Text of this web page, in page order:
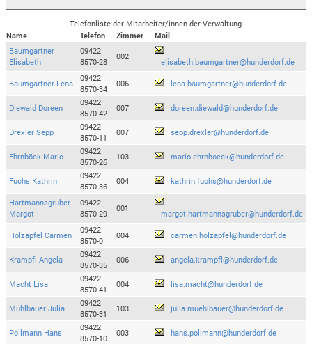
Telefonliste der Mitarbeiter/innen der Verwaltung
Name
Telefon Zimmer
Mail
Baumgartner
Elisabeth
09422
8570-28
002
elisabeth.baumgartner@hunderdorf.de
Baumgartner Lena
09422
8570-34
006 lena.baumgartner@hunderdorf.de
Diewald Doreen
09422
8570-42
007 doreen.diewald@hunderdorf.de
Drexler Sepp
09422
8570-11
007 sepp.drexler@hunderdorf.de
Ehrnböck Mario
09422
8570-26
103 mario.ehrnboeck@hunderdorf.de
Fuchs Kathrin
09422
8570-36
004 kathrin.fuchs@hunderdorf.de
Hartmannsgruber
Margot
09422
8570-29
001
margot.hartmannsgruber@hunderdorf.de
Holzapfel Carmen
09422
8570-0
004 carmen.holzapfel@hunderdorf.de
Krampfl Angela
09422
8570-35
006 angela.krampfl@hunderdorf.de
Macht Lisa
09422
8570-41
004 lisa.macht@hunderdorf.de
Mühlbauer Julia
09422
8570-31
103 julia.muehlbauer@hunderdorf.de
Pollmann Hans
09422
8570-10
003 hans.pollmann@hunderdorf.de